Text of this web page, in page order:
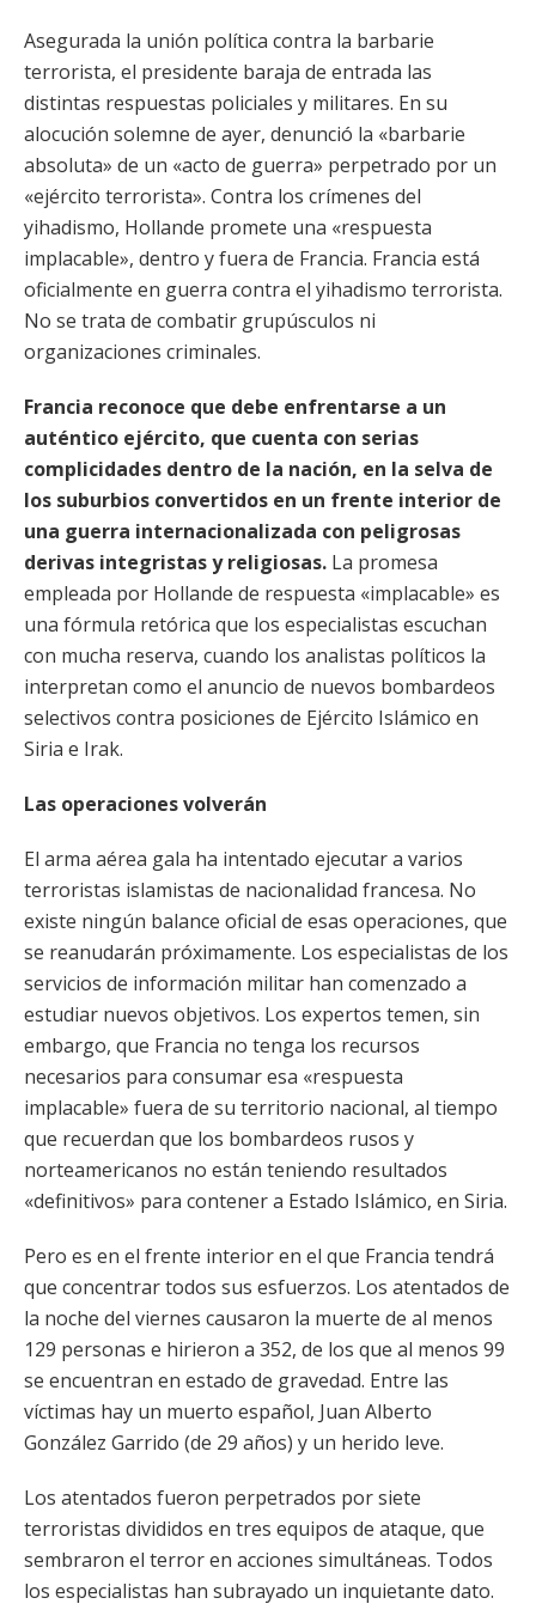
Asegurada la unión política contra la barbarie
terrorista, el presidente baraja de entrada las
distintas respuestas policiales y militares. En su
alocución solemne de ayer, denunció la «barbarie
absoluta» de un «acto de guerra» perpetrado por un
«ejército terrorista». Contra los crímenes del
yihadismo, Hollande promete una «respuesta
implacable», dentro y fuera de Francia. Francia está
oficialmente en guerra contra el yihadismo terrorista.
No se trata de combatir grupúsculos ni
organizaciones criminales.
Francia reconoce que debe enfrentarse a un
auténtico ejército, que cuenta con serias
complicidades dentro de la nación, en la selva de
los suburbios convertidos en un frente interior de
una guerra internacionalizada con peligrosas
derivas integristas y religiosas. La promesa
empleada por Hollande de respuesta «implacable» es
una fórmula retórica que los especialistas escuchan
con mucha reserva, cuando los analistas políticos la
interpretan como el anuncio de nuevos bombardeos
selectivos contra posiciones de Ejército Islámico en
Siria e Irak.
Las operaciones volverán
El arma aérea gala ha intentado ejecutar a varios
terroristas islamistas de nacionalidad francesa. No
existe ningún balance oficial de esas operaciones, que
se reanudarán próximamente. Los especialistas de los
servicios de información militar han comenzado a
estudiar nuevos objetivos. Los expertos temen, sin
embargo, que Francia no tenga los recursos
necesarios para consumar esa «respuesta
implacable» fuera de su territorio nacional, al tiempo
que recuerdan que los bombardeos rusos y
norteamericanos no están teniendo resultados
«definitivos» para contener a Estado Islámico, en Siria.
Pero es en el frente interior en el que Francia tendrá
que concentrar todos sus esfuerzos. Los atentados de
la noche del viernes causaron la muerte de al menos
129 personas e hirieron a 352, de los que al menos 99
se encuentran en estado de gravedad. Entre las
víctimas hay un muerto español, Juan Alberto
González Garrido (de 29 años) y un herido leve.
Los atentados fueron perpetrados por siete
terroristas divididos en tres equipos de ataque, que
sembraron el terror en acciones simultáneas. Todos
los especialistas han subrayado un inquietante dato.